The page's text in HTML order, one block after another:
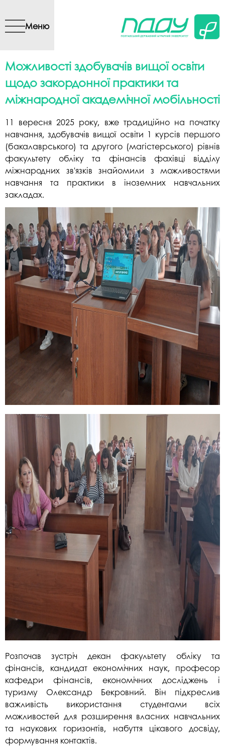
вмісту
Меню
Можливості здобувачів вищої освіти
щодо закордонної практики та
міжнародної академічної мобільності
11 вересня 2025 року, вже традиційно на початку
навчання, здобувачів вищої освіти 1 курсів першого
(бакалаврського) та другого (магістерського) рівнів
факультету обліку та фінансів фахівці відділу
міжнародних зв'язків знайомили з можливостями
навчання та практики в іноземних навчальних
закладах.
Розпочав зустріч декан факультету обліку та
фінансів, кандидат економічних наук, професор
кафедри фінансів, економічних досліджень і
туризму Олександр Бекровний. Він підкреслив
важливість використання студентами всіх
можливостей для розширення власних навчальних
та наукових горизонтів, набуття цікавого досвіду,
формування контактів.